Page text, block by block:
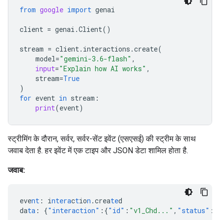
from google import genai
client = genai .Client()
stream = client. interactions .create(
model="gemini-3.6-flash" ,
input="Explain how AI works" ,
stream=True
)
for event in stream :
print(event)
स्ट्रीमिंग के दौरान, सर्वर, सर्वर-सेंट इवेंट (एसएसई) की स्ट्रीम के साथ
जवाब देता है. हर इवेंट में एक टाइप और JSON डेटा शामिल होता है.
जवाब:
event : interaction .created
data : {"interaction" :{"id" : "v1_Chd..." , "status" :